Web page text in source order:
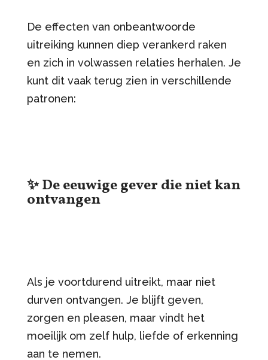
De effecten van onbeantwoorde
uitreiking kunnen diep verankerd raken
en zich in volwassen relaties herhalen. Je
kunt dit vaak terug zien in verschillende
patronen:
✨ De eeuwige gever die niet kan
ontvangen
Als je voortdurend uitreikt, maar niet
durven ontvangen. Je blijft geven,
zorgen en pleasen, maar vindt het
moeilijk om zelf hulp, liefde of erkenning
aan te nemen.